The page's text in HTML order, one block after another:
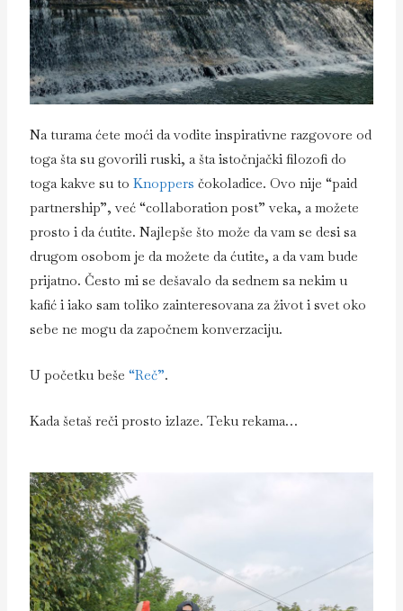
Na turama ćete moći da vodite inspirativne razgovore od
toga šta su govorili ruski, a šta istočnjački filozofi do
toga kakve su toKnoppers čokoladice. Ovo nije “paid
partnership”, već “collaboration post” veka, a možete
prosto i da ćutite. Najlepše što može da vam se desi sa
drugom osobom je da možete da ćutite, a da vam bude
prijatno. Često mi se dešavalo da sednem sa nekim u
kafić i iako sam toliko zainteresovana za život i svet oko
sebe ne mogu da započnem konverzaciju.
U početku beše“Reč”.
Kada šetaš reči prosto izlaze. Teku rekama…